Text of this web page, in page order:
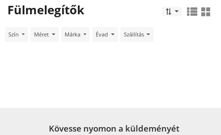
Fülmelegítők
Szín Méret Márka Évad Szállítás
Kövesse nyomon a küldeményét